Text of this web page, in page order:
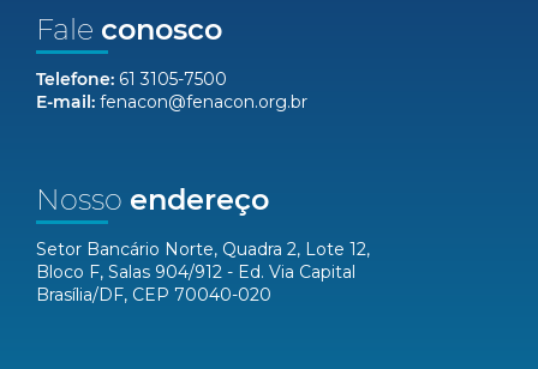
Fale conosco
Telefone: 61 3105-7500
E-mail: fenacon@fenacon.org.br
Nosso endereço
Setor Bancário Norte, Quadra 2, Lote 12,
Bloco F, Salas 904/912 - Ed. Via Capital
Brasília/DF, CEP 70040-020